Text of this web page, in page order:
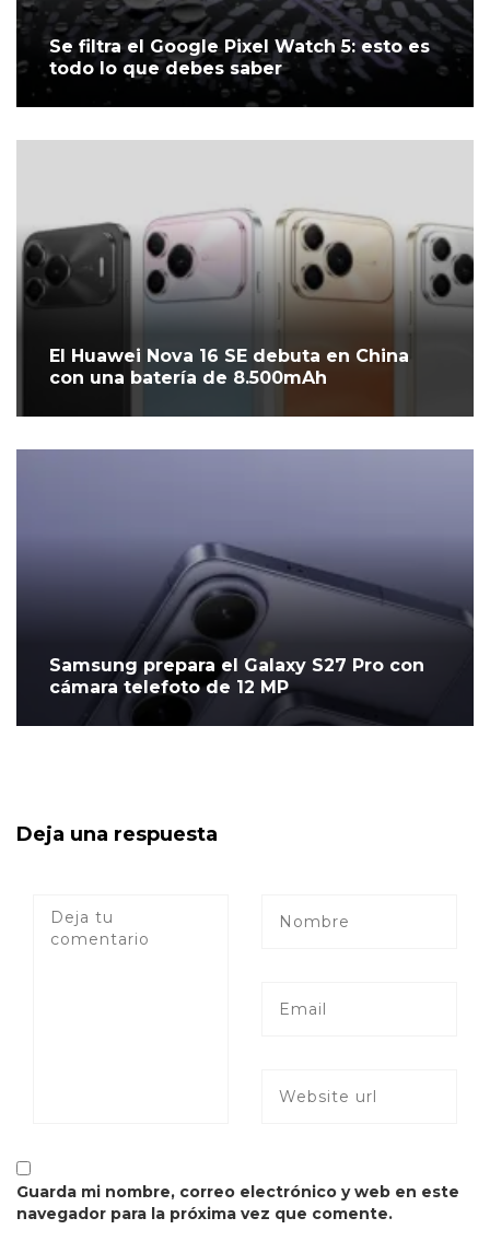
Se filtra el Google Pixel Watch 5: esto es
todo lo que debes saber
El Huawei Nova 16 SE debuta en China
con una batería de 8.500mAh
Samsung prepara el Galaxy S27 Pro con
cámara telefoto de 12 MP
Deja una respuesta
Guarda mi nombre, correo electrónico y web en este
navegador para la próxima vez que comente.